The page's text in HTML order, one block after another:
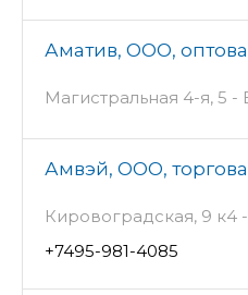
Аматив, ООО,
Магистральная 4-я, 5
Амвэй, ООО,
Кировоградская, 9
+7495-981-4085